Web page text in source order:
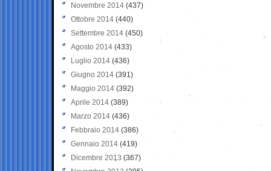
Novembre 2014 (437)
Ottobre 2014 (440)
Settembre 2014 (450)
Agosto 2014 (433)
Luglio 2014 (436)
Giugno 2014 (391)
Maggio 2014 (392)
Aprile 2014 (389)
Marzo 2014 (436)
Febbraio 2014 (386)
Gennaio 2014 (419)
Dicembre 2013 (367)